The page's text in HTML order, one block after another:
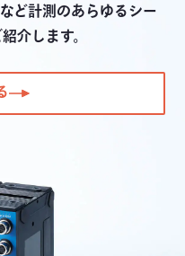
ど計測のあらゆるシー
介します。